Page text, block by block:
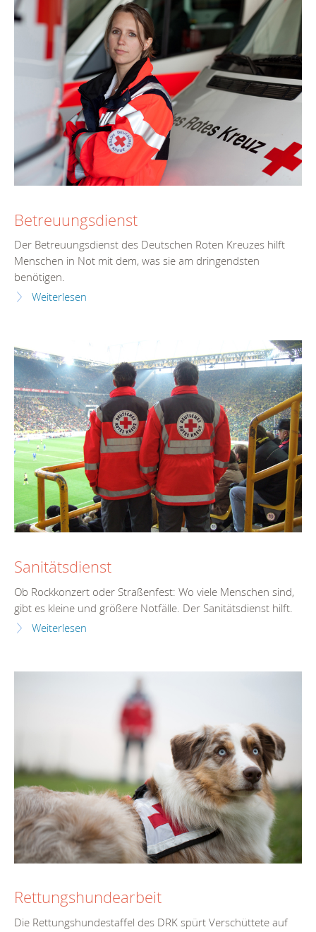
Betreuungsdienst
Der Betreuungsdienst des Deutschen Roten Kreuzes hilft
Menschen in Not mit dem, was sie am dringendsten
benötigen.
Weiterlesen
Sanitätsdienst
Ob Rockkonzert oder Straßenfest: Wo viele Menschen sind,
gibt es kleine und größere Notfälle. Der Sanitätsdienst hilft.
Weiterlesen
Rettungshundearbeit
Die Rettungshundestaffel des DRK spürt Verschüttete auf